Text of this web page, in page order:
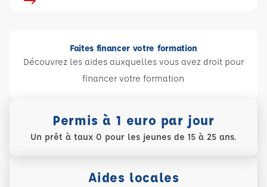
Faites financer votre formation
Découvrez les aides auxquelles vous avez droit pour
financer votre formation
Permis à 1 euro par jour
Un prêt à taux 0 pour les jeunes de 15 à 25 ans.
Aides locales